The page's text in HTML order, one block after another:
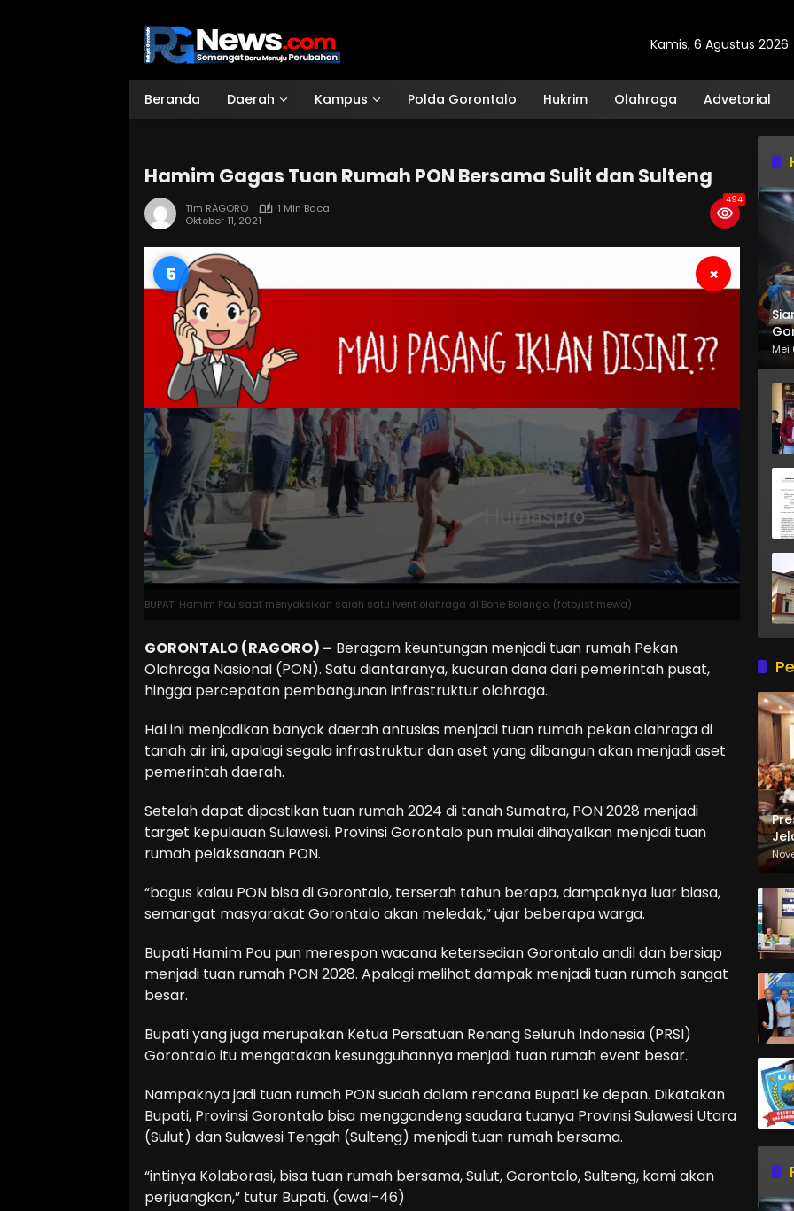
Kamis, 6 Agustus 2026
Beranda Daerah Kampus Polda Gorontalo Hukrim Olahraga Advetorial
Hamim Gagas Tuan Rumah PON Bersama Sulit dan Sulteng
Tim RAGORO
1 Min Baca
Oktober 11, 2021
494
4 ×
BUPATI Hamim Pou saat menyaksikan salah satu ivent olahraga di Bone Bolango. (foto/istimewa)
GORONTALO (RAGORO) – Beragam keuntungan menjadi tuan rumah Pekan
Olahraga Nasional (PON). Satu diantaranya, kucuran dana dari pemerintah pusat,
hingga percepatan pembangunan infrastruktur olahraga.
Hal ini menjadikan banyak daerah antusias menjadi tuan rumah pekan olahraga di
tanah air ini, apalagi segala infrastruktur dan aset yang dibangun akan menjadi aset
pemerintah daerah.
Setelah dapat dipastikan tuan rumah 2024 di tanah Sumatra, PON 2028 menjadi
target kepulauan Sulawesi. Provinsi Gorontalo pun mulai dihayalkan menjadi tuan
rumah pelaksanaan PON.
“bagus kalau PON bisa di Gorontalo, terserah tahun berapa, dampaknya luar biasa,
semangat masyarakat Gorontalo akan meledak,” ujar beberapa warga.
Bupati Hamim Pou pun merespon wacana ketersedian Gorontalo andil dan bersiap
menjadi tuan rumah PON 2028. Apalagi melihat dampak menjadi tuan rumah sangat
besar.
Bupati yang juga merupakan Ketua Persatuan Renang Seluruh Indonesia (PRSI)
Gorontalo itu mengatakan kesungguhannya menjadi tuan rumah event besar.
Nampaknya jadi tuan rumah PON sudah dalam rencana Bupati ke depan. Dikatakan
Bupati, Provinsi Gorontalo bisa menggandeng saudara tuanya Provinsi Sulawesi Utara
(Sulut) dan Sulawesi Tengah (Sulteng) menjadi tuan rumah bersama.
“intinya Kolaborasi, bisa tuan rumah bersama, Sulut, Gorontalo, Sulteng, kami akan
perjuangkan,” tutur Bupati. (awal-46)
Mei